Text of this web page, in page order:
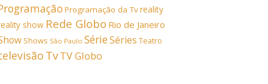
Programação da Tvreality
show Rede Globo Rio de Janeiro
Shows São Paulo SérieSéries Teatro
TvTV Globo